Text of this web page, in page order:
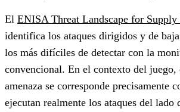
El ENISA Threat Landscape for
identifica los ataques dirigidos y de
los más difíciles de detectar con la
convencional. En el contexto del juego,
amenaza se corresponde precisamente
ejecutan realmente los ataques del lado